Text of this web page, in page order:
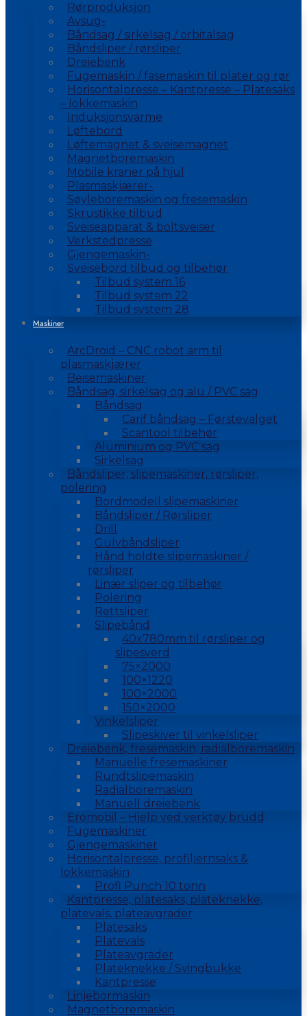
Rørproduksjon
Avsug-
Båndsag / sirkelsag / orbitalsag
Båndsliper / rørsliper
Dreiebenk
Fugemaskin / fasemaskin til plater og rør
Horisontalpresse – Kantpresse – Platesaks
– lokkemaskin
Induksjonsvarme
Løftebord
Løftemagnet & sveisemagnet
Magnetboremaskin
Mobile kraner på hjul
Plasmaskjærer-
Søyleboremaskin og fresemaskin
Skrustikke tilbud
Sveiseapparat & boltsveiser
Verkstedpresse
Gjengemaskin-
Sveisebord tilbud og tilbehør
Tilbud system 16
Tilbud system 22
Tilbud system 28
Maskiner
ArcDroid – CNC robot arm til
plasmaskjærer
Beisemaskiner
Båndsag, sirkelsag og alu / PVC sag
Båndsag
Carif båndsag – Førstevalget
Scantool tilbehør
Aluminium og PVC sag
Sirkelsag
Båndsliper, slipemaskiner, rørsliper,
polering
Bordmodell slipemaskiner
Båndsliper / Rørsliper
Drill
Gulvbåndsliper
Hånd holdte slipemaskiner /
rørsliper
Linær sliper og tilbehør
Polering
Rettsliper
Slipebånd
40x780mm til rørsliper og
slipesverd
75×2000
100×1220
100×2000
150×2000
Vinkelsliper
Slipeskiver til vinkelsliper
Dreiebenk, fresemaskin, radialboremaskin
Manuelle fresemaskiner
Rundtslipemaskin
Radialboremaskin
Manuell dreiebenk
Eromobil – Hjelp ved verktøy brudd
Fugemaskiner
Gjengemaskiner
Horisontalpresse, profiljernsaks &
lokkemaskin
Profi Punch 10 tonn
Kantpresse, platesaks, plateknekke,
platevals, plateavgrader
Platesaks
Platevals
Plateavgrader
Plateknekke / Svingbukke
Kantpresse
Linjebormaskin
Magnetboremaskin